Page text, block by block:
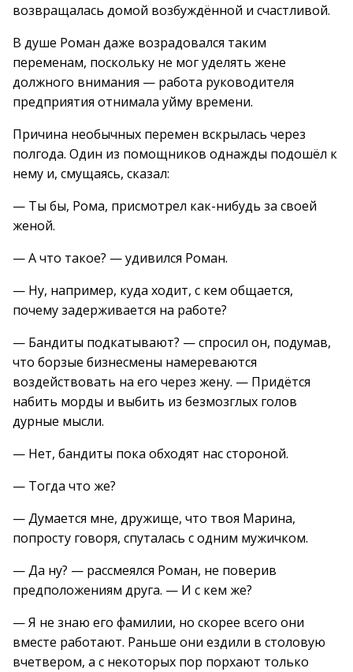
возвращалась домой возбуждённой и счастливой.
В душе Роман даже возрадовался таким
переменам, поскольку не мог уделять жене
должного внимания — работа руководителя
предприятия отнимала уйму времени.
Причина необычных перемен вскрылась через
полгода. Один из помощников однажды подошёл к
нему и, смущаясь, сказал:
— Ты бы, Рома, присмотрел как-нибудь за своей
женой.
— А что такое? — удивился Роман.
— Ну, например, куда ходит, с кем общается,
почему задерживается на работе?
— Бандиты подкатывают? — спросил он, подумав,
что борзые бизнесмены намереваются
воздействовать на его через жену. — Придётся
набить морды и выбить из безмозглых голов
дурные мысли.
— Нет, бандиты пока обходят нас стороной.
— Тогда что же?
— Думается мне, дружище, что твоя Марина,
попросту говоря, спуталась с одним мужичком.
— Да ну? — рассмеялся Роман, не поверив
предположениям друга. — И с кем же?
— Я не знаю его фамилии, но скорее всего они
вместе работают. Раньше они ездили в столовую
вчетвером, а с некоторых пор порхают только